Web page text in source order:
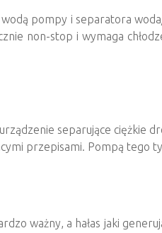
wodą pompy i separatora
non-stop i wymaga
separujące ciężkie
przepisami. Pompą tego
ważny, a hałas jaki